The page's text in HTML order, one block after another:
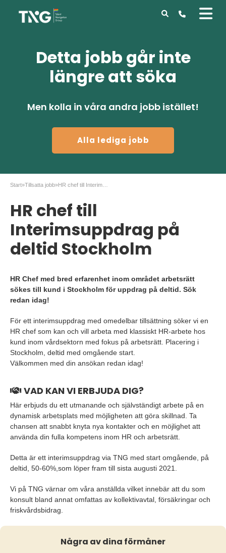
Detta jobb går inte
längre att söka
Men kolla in våra andra jobb istället!
Alla lediga jobb
Start»Tillsatta jobb»
HR chef till
Interimsuppdrag på
deltid Stockholm
HR Chef med bred erfarenhet inom området arbetsrätt
sökes till kund i Stockholm för uppdrag på deltid. Sök
redan idag!
För ett interimsuppdrag med omedelbar tillsättning söker vi en
HR chef som kan och vill arbeta med klassiskt HR-arbete hos
kund inom vårdsektorn med fokus på arbetsrätt. Placering i
Stockholm, deltid med omgående start.
Välkommen med din ansökan redan idag!
VAD KAN VI ERBJUDA DIG?
Här erbjuds du ett utmanande och självständigt arbete på en
dynamisk arbetsplats med möjligheten att göra skillnad. Ta
chansen att snabbt knyta nya kontakter och en möjlighet att
använda din fulla kompetens inom HR och arbetsrätt.
Detta är ett interimsuppdrag via TNG med start omgående, på
deltid, 50-60%,som löper fram till sista augusti 2021.
Vi på TNG värnar om våra anställda vilket innebär att du som
konsult bland annat omfattas av kollektivavtal, försäkringar och
friskvårdsbidrag.
Några av dina förmåner